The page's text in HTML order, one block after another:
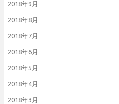
2018年9月
2018年8月
2018年7月
2018年6月
2018年5月
2018年4月
2018年3月